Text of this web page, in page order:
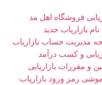
فروشگاه اهل مد
بازاریاب جدید
مدیریت حساب بازاریاب
و کسب درآمد
و مقررات بازاریابی
رمز ورود بازاریاب